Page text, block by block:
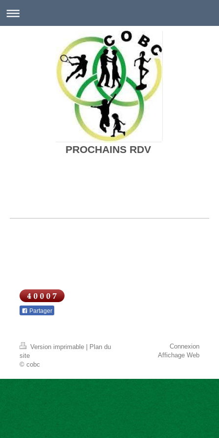
PROCHAINS RDV
Partager
Version imprimable
Plan du
site
© cobc
Connexion
Affichage Web